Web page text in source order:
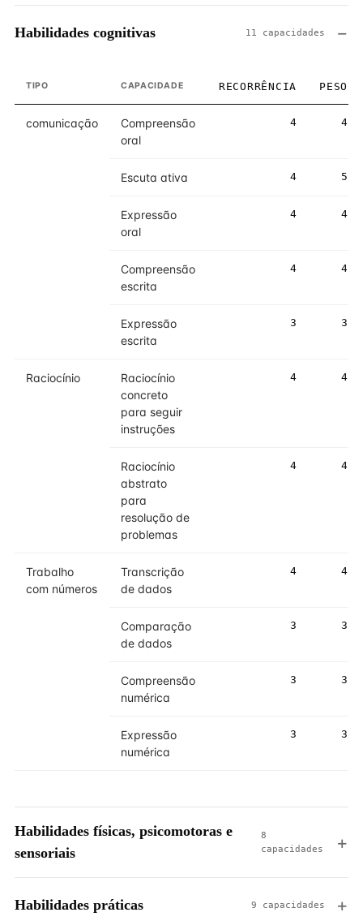
Habilidades cognitivas 11 capacidades
TIPO CAPACIDADE RECORRÊNCIA PESO
comunicação
Compreensão
oral
4 4
Escuta ativa 4 5
Expressão
oral
4 4
Compreensão
escrita
4 4
Expressão
escrita
3 3
Raciocínio
Raciocínio
concreto
para seguir
instruções
4 4
Raciocínio
abstrato
para
resolução de
problemas
4 4
Trabalho
com números
Transcrição
de dados
4 4
Comparação
de dados
3 3
Compreensão
numérica
3 3
Expressão
numérica
3 3
Habilidades físicas, psicomotoras e
sensoriais
8
capacidades
Habilidades práticas 9 capacidades